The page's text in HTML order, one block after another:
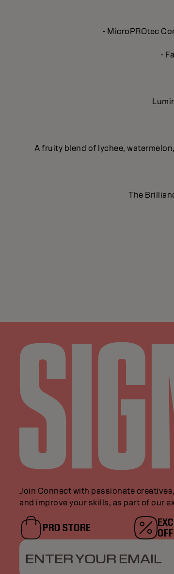
- MicroPROtec
-
A fruity blend of lychee,
The
Join Connect with passionate
and improve your skills, as part of our
PRO STORE
ENTER YOUR EMAIL